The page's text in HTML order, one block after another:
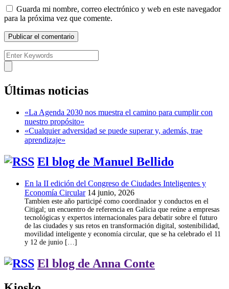
Guarda mi nombre, correo electrónico y web en este navegador
para la próxima vez que comente.
Últimas noticias
«La Agenda 2030 nos muestra el camino para cumplir con
nuestro propósito»
«Cualquier adversidad se puede superar y, además, trae
aprendizaje»
El blog de Manuel Bellido
En la II edición del Congreso de Ciudades Inteligentes y
Economía Circular 14 junio, 2026
Tambien este año participé como coordinador y conductos en el
Citigal; un encuentro de referencia en Galicia que reúne a empresas
tecnológicas y expertos internacionales para debatir sobre el futuro
de las ciudades y sus retos en transformación digital, sostenibilidad,
movilidad inteligente y economía circular, que se ha celebrado el 11
y 12 de junio […]
El blog de Anna Conte